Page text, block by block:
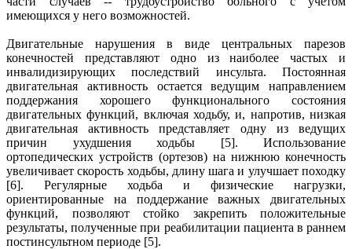
имеющихся у него возможностей.
Двигательные нарушения в виде центральных парезов
конечностей представляют одно из наиболее частых и
инвалидизирующих последствий инсульта. Постоянная
двигательная активность остается ведущим направлением
поддержания хорошего функционального состояния
двигательных функций, включая ходьбу, и, напротив, низкая
двигательная активность представляет одну из ведущих
причин ухудшения ходьбы [5]. Использование
ортопедических устройств (ортезов) на нижнюю конечность
увеличивает скорость ходьбы, длину шага и улучшает походку
[6]. Регулярные ходьба и физические нагрузки,
ориентированные на поддержание важных двигательных
функций, позволяют стойко закрепить положительные
результаты, полученные при реабилитации пациента в раннем
постинсультном периоде [5].